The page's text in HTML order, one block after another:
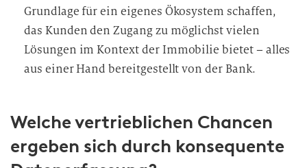
Grundlage für ein eigenes Ökosystem schaffen,
das Kunden den Zugang zu möglichst vielen
Lösungen im Kontext der Immobilie bietet – alles
aus einer Hand bereitgestellt von der Bank.
Welche vertrieblichen Chancen
ergeben sich durch konsequente